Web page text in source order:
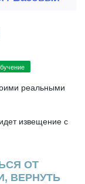
реальными
извещение с
ОТ
ВЕРНУТЬ